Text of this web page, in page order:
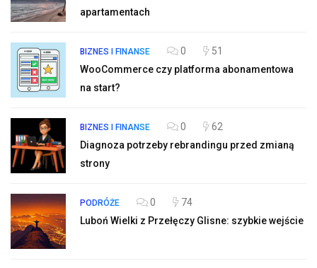
apartamentach
BIZNES I FINANSE 0
51
WooCommerce czy platforma abonamentowa
na start?
BIZNES I FINANSE 0
62
Diagnoza potrzeby rebrandingu przed zmianą
strony
PODRÓŻE 0
74
Luboń Wielki z Przełęczy Glisne: szybkie wejście